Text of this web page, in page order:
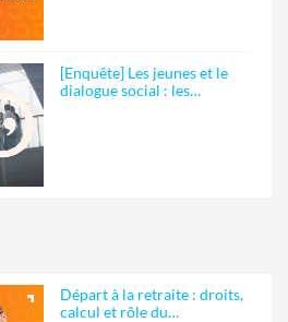
[Enquête] Les jeunes et le
dialogue social : les…
Départ à la retraite : droits,
calcul et rôle du…